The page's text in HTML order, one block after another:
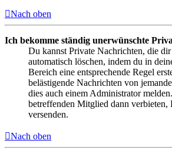
Nach oben
Ich bekomme ständig unerwünschte
Du kannst Private Nachrichten, die
automatisch löschen, indem du in
Bereich eine entsprechende Regel
belästigende Nachrichten von
dies auch einem Administrator
betreffenden Mitglied dann verbieten,
versenden.
Nach oben